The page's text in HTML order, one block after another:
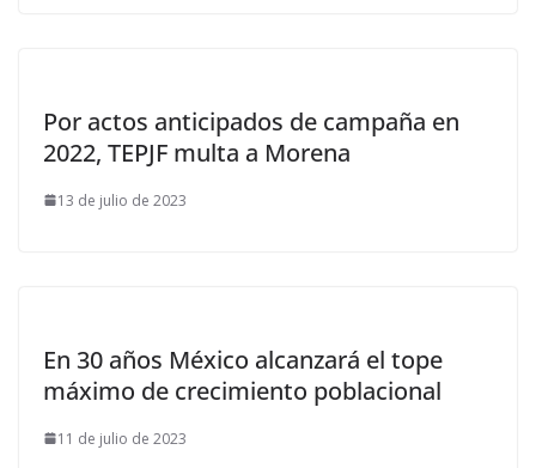
Por actos anticipados de campaña en
2022, TEPJF multa a Morena
13 de julio de 2023
En 30 años México alcanzará el tope
máximo de crecimiento poblacional
11 de julio de 2023